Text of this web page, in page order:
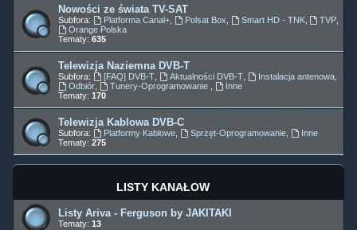
Nowości ze świata TV-SAT
Subfora: Platforma Canal+, Polsat Box Smart HD - TNK, TVP
Orange Polska
Tematy: 635
Telewizja Naziemna DVB-T
Subfora: [FAQ] DVB-T, Aktualności DVB-T, Instalacja antenowa,
Odbiór, Tunery-Oprogramowanie
Inne
Tematy: 170
Telewizja Kablowa DVB-C
Subfora: Platformy Kablowe, Sprzęt-Oprogramowanie,
Inne
Tematy: 275
LISTY KANAŁÓW
Listy Ariva - Ferguson by JAKITAKI
Tematy: 13